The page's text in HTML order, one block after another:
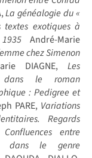
La généalogie du «
exotiques à
André-Marie
chez Simenon
DIAGNE, Les
le roman
: Pedigree et
PARE, Variations
Regards
Confluences entre
dans le genre